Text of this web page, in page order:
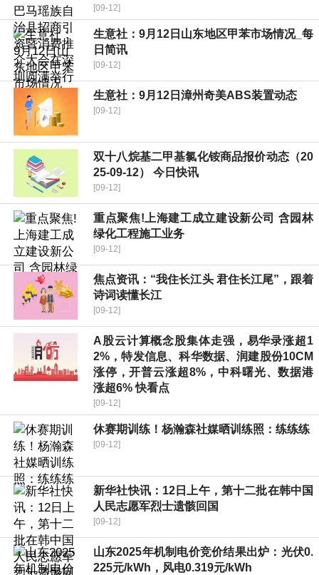
[09-12]
生意社：9月12日山东地区甲苯市场情况_每
日简讯
[09-12]
生意社：9月12日漳州奇美ABS装置动态
[09-12]
双十八烷基二甲基氯化铵商品报价动态（20
25-09-12） 今日快讯
[09-12]
重点聚焦!上海建工成立建设新公司 含园林
绿化工程施工业务
[09-12]
焦点资讯：“我住长江头 君住长江尾”，跟着
诗词读懂长江
[09-12]
A股云计算概念股集体走强，易华录涨超1
2%，特发信息、科华数据、润建股份10CM
涨停，开普云涨超8%，中科曙光、数据港
涨超6% 快看点
[09-12]
休赛期训练！杨瀚森社媒晒训练照：练练练
[09-12]
新华社快讯：12日上午，第十二批在韩中国
人民志愿军烈士遗骸回国
[09-12]
山东2025年机制电价竞价结果出炉：光伏0.
225元/kWh，风电0.319元/kWh